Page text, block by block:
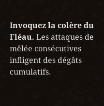
Invoquez la colère du
Fléau. Les attaques de
mêlée consécutives
infligent des dégâts
cumulatifs.